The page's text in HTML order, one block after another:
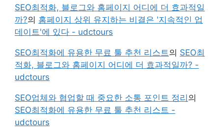
SEO최적화, 블로그와 홈페이지 어디에 더 효과적일
까?의 홈페이지 상위 유지하는 비결은 '지속적인 업
데이트'에 있다 - udctours
SEO최적화에 유용한 무료 툴 추천 리스트의 SEO최
적화, 블로그와 홈페이지 어디에 더 효과적일까? -
udctours
SEO업체와 협업할 때 중요한 소통 포인트 정리 의
SEO최적화에 유용한 무료 툴 추천 리스트 -
udctours